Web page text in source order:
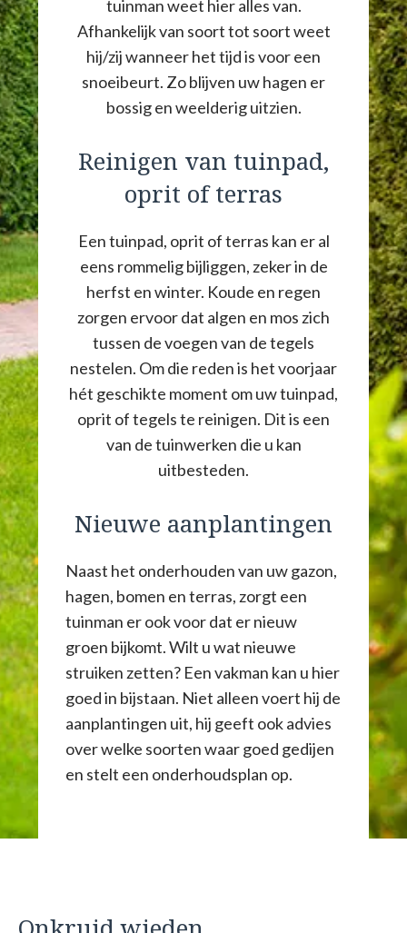
tuinman weet hier alles van.
Afhankelijk van soort tot soort weet
hij/zij wanneer het tijd is voor een
snoeibeurt. Zo blijven uw hagen er
bossig en weelderig uitzien.
Reinigen van tuinpad,
oprit of terras
Een tuinpad, oprit of terras kan er al
eens rommelig bijliggen, zeker in de
herfst en winter. Koude en regen
zorgen ervoor dat algen en mos zich
tussen de voegen van de tegels
nestelen. Om die reden is het voorjaar
hét geschikte moment om uw tuinpad,
oprit of tegels te reinigen. Dit is een
van de tuinwerken die u kan
uitbesteden.
Nieuwe aanplantingen
Naast het onderhouden van uw gazon,
hagen, bomen en terras, zorgt een
tuinman er ook voor dat er nieuw
groen bijkomt. Wilt u wat nieuwe
struiken zetten? Een vakman kan u hier
goed in bijstaan. Niet alleen voert hij de
aanplantingen uit, hij geeft ook advies
over welke soorten waar goed gedijen
en stelt een onderhoudsplan op.